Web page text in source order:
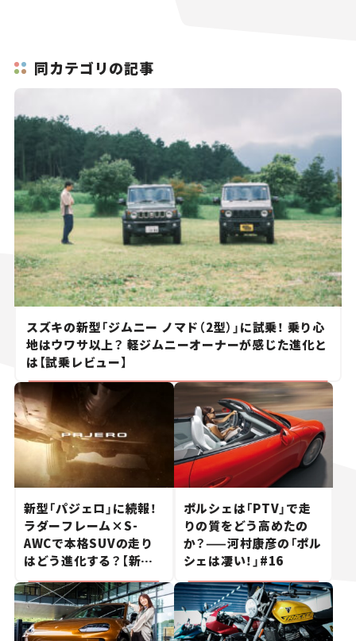
同カテゴリの記事
スズキの新型「ジムニー ノマド（2型）」に試乗！ 乗り心
地はウワサ以上？ 軽ジムニーオーナーが感じた進化と
は【試乗レビュー】
新型「パジェロ」に続報！
ラダーフレーム×S-
AWCで本格SUVの走り
はどう進化する？【新車
ニュース】
ポルシェは「PTV」で走
りの質をどう高めたの
か？——河村康彦の「ポル
シェは凄い！」#16